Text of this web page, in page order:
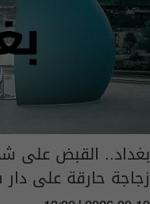
بغداد.. القبض على
زجاجة حارقة على